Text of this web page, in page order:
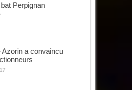
Perpignan
Azorin a convaincu